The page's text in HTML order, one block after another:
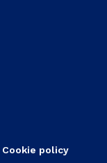
Cookie policy